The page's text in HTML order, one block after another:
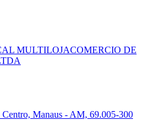
MULTILOJACOMERCIO DE
Manaus - AM, 69.005-300